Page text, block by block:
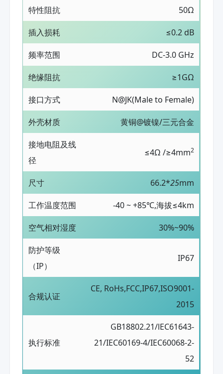
特性阻抗 50Ω
插入损耗 ≤0.2 dB
频率范围 DC-3.0 GHz
绝缘阻抗 ≥1GΩ
接口方式 N@JK(Male to Female)
外壳材质 黄铜@镀镍/三元合金
接地电阻及线
径
≤4Ω /≥4mm2
尺寸 66.2*25mm
工作温度范围 -40 ~ +85℃,海拔≤4km
空气相对湿度 30%~90%
防护等级
（IP）
IP67
合规认证
CE, RoHs,FCC,IP67,ISO9001-
2015
执行标准
GB18802.21/lEC61643-
21/IEC60169-4/IEC60068-2-
52